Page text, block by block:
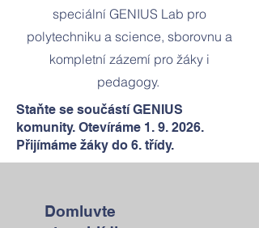
speciální GENIUS Lab pro
polytechniku a science, sborovnu a
kompletní zázemí pro žáky i
pedagogy.
Staňte se součástí GENIUS
komunity. Otevíráme 1. 9. 2026.
Přijímáme žáky do 6. třídy.
Domluvte